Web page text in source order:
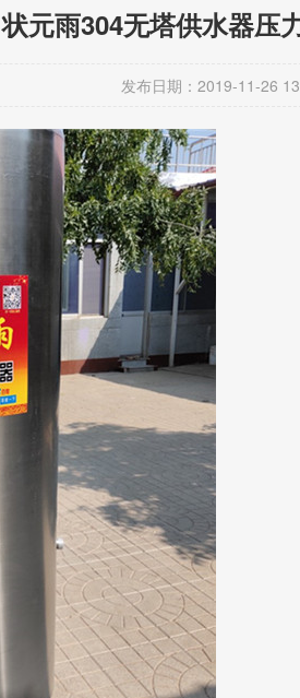
状元雨304无塔供水器压
发布日期：2019-11-26